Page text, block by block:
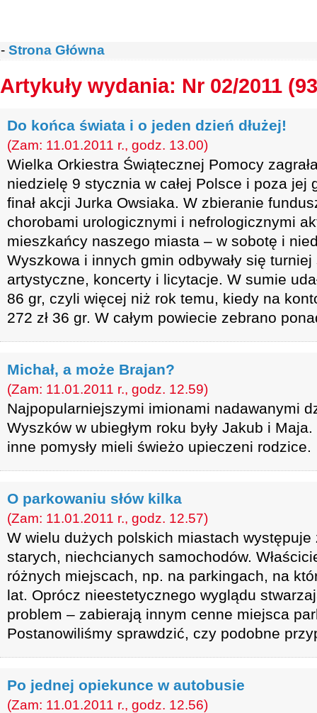
- Strona Główna
Artykuły wydania: Nr 02/2011
Do końca świata i o jeden dzień dłużej!
(Zam: 11.01.2011 r., godz. 13.00)
Wielka Orkiestra Świątecznej Pomocy
niedzielę 9 stycznia w całej Polsce i poza jej
finał akcji Jurka Owsiaka. W zbieranie
chorobami urologicznymi i nefrologicznymi
mieszkańcy naszego miasta – w sobotę i
Wyszkowa i innych gmin odbywały się
artystyczne, koncerty i licytacje. W sumie
86 gr, czyli więcej niż rok temu, kiedy na
272 zł 36 gr. W całym powiecie zebrano
Michał, a może Brajan?
(Zam: 11.01.2011 r., godz. 12.59)
Najpopularniejszymi imionami nadawanymi
Wyszków w ubiegłym roku były Jakub i
inne pomysły mieli świeżo upieczeni rodzice.
O parkowaniu słów kilka
(Zam: 11.01.2011 r., godz. 12.57)
W wielu dużych polskich miastach
starych, niechcianych samochodów.
różnych miejscach, np. na parkingach, na
lat. Oprócz nieestetycznego wyglądu
problem – zabierają innym cenne miejsca
Postanowiliśmy sprawdzić, czy podobne
Po jednej opiekunce w autobusie
(Zam: 11.01.2011 r., godz. 12.56)